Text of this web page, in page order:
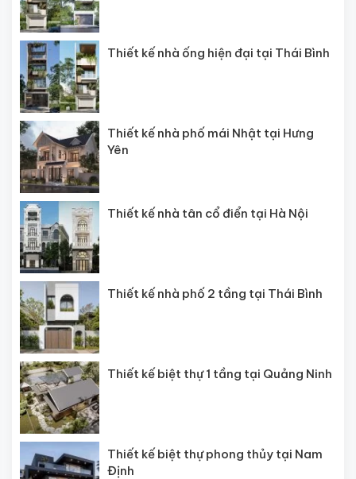
Thiết kế nhà ống hiện đại tại Thái Bình
Thiết kế nhà phố mái Nhật tại Hưng
Yên
Thiết kế nhà tân cổ điển tại Hà Nội
Thiết kế nhà phố 2 tầng tại Thái Bình
Thiết kế biệt thự 1 tầng tại Quảng Ninh
Thiết kế biệt thự phong thủy tại Nam
Định